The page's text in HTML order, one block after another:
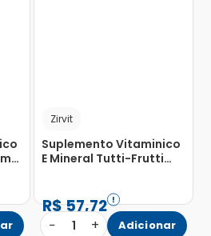
Zirvit
Suplemento Vitaminico
E Mineral Tutti-Frutti
R$57,72
− 1 + Adicionar